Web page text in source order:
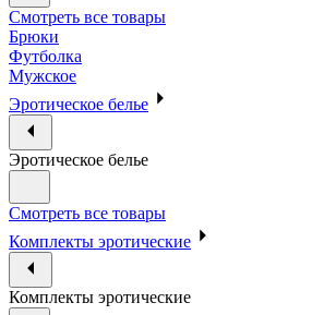
Смотреть все товары
Брюки
Футболка
Мужское
Эротическое белье
Эротическое белье
Смотреть все товары
Комплекты эротические
Комплекты эротические